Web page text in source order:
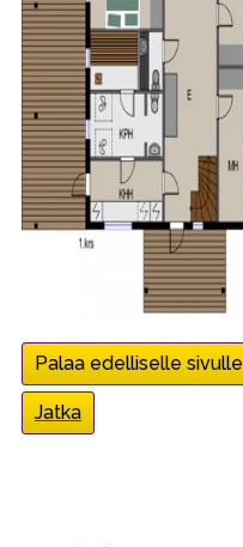
Palaa edelliselle sivulle
Jatka